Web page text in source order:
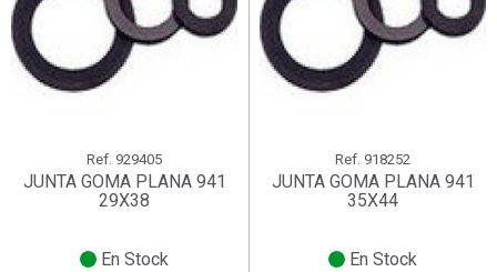
Ref. 929405
JUNTA GOMA PLANA 941
29X38
En Stock
Ref. 918252
JUNTA GOMA PLANA 941
35X44
En Stock